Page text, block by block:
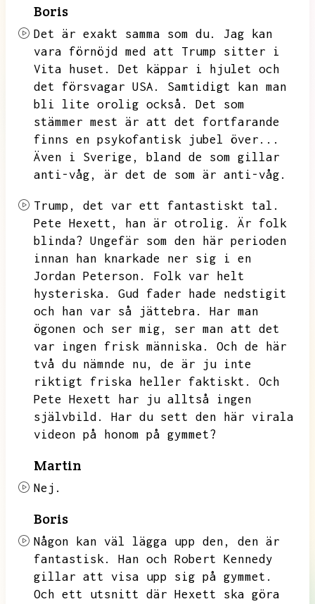
Boris
Det är exakt samma som du.
Jag kan
vara förnöjd med att
Trump sitter i
Vita huset.
Det käppar i hjulet och
det försvagar USA.
Samtidigt kan man
bli lite orolig också.
Det som
stämmer mest är att det fortfarande
finns en psykofantisk jubel över...
Även i Sverige,
bland de som gillar
anti-våg,
är det de som är anti-våg.
Trump,
det var ett fantastiskt tal.
Pete Hexett,
han är otrolig.
Är folk
blinda? Ungefär som den här perioden
innan han knarkade ner sig i en
Jordan Peterson.
Folk var helt
hysteriska.
Gud fader hade nedstigit
och han var så jättebra.
Har man
ögonen och ser mig,
ser man att det
var ingen frisk människa.
Och de här
två du nämnde nu,
de är ju inte
riktigt friska heller faktiskt.
Och
Pete Hexett har ju alltså ingen
självbild.
Har du sett den här virala
videon på honom på gymmet?
Martin
Nej.
Boris
Någon kan väl lägga upp den,
den är
fantastisk.
Han och Robert Kennedy
gillar att visa upp sig på gymmet.
Och ett utsnitt där Hexett ska göra